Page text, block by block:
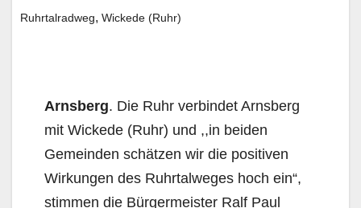
Ruhrtalradweg, Wickede (Ruhr)
Arnsberg. Die Ruhr verbindet Arnsberg
mit Wickede (Ruhr) und ,,in beiden
Gemeinden schätzen wir die positiven
Wirkungen des Ruhrtalweges hoch ein“,
stimmen die Bürgermeister Ralf Paul